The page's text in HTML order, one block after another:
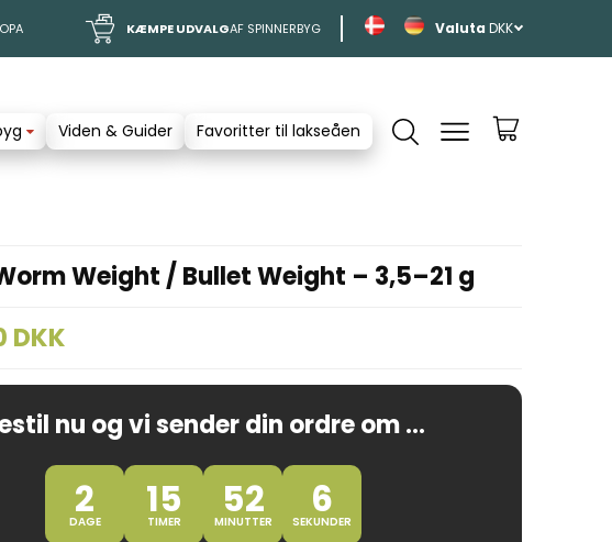
KÆMPE UDVALGAF SPINNERBYG DKK
Viden & Guider Favoritter til lakseåen
Weight / Bullet Weight – 3,5–21 g
DKK
nu og vi sender din ordre om ...
2
DAGE 15
TIMER 52
MINUTTER 5
SEKUNDER